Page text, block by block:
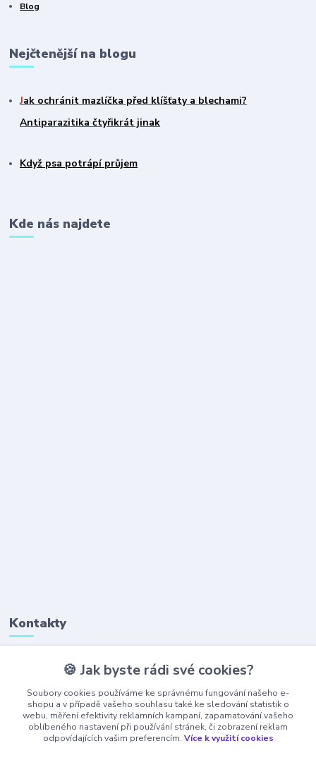
Blog
Nejčtenější na blogu
Jak ochránit mazlíčka před klíšťaty a blechami?
Antiparazitika čtyřikrát jinak
Když psa potrápí průjem
Kde nás najdete
Kontakty
+420 777 323 641
(Po-Pá, 8-16 hod.)
obchod@ajaxshop.cz
🍪 Jak byste rádi své cookies?
Soubory cookies používáme ke správnému fungování našeho e-
shopu a v případě vašeho souhlasu také ke sledování statistik o
webu, měření efektivity reklamních kampaní, zapamatování vašeho
oblíbeného nastavení při používání stránek, či zobrazení reklam
odpovídajících vašim preferencím. Více k využití cookies